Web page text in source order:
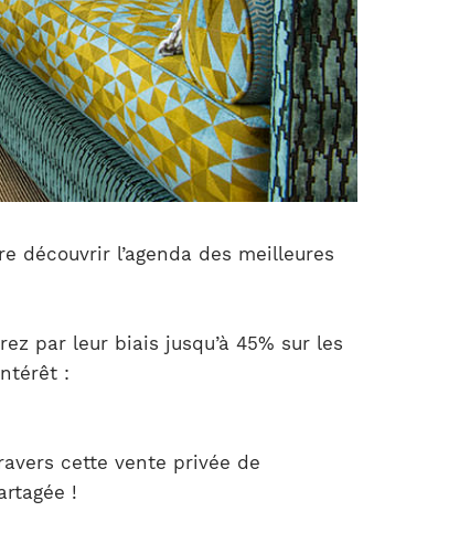
découvrir l’agenda des meilleures
par leur biais jusqu’à 45% sur les
:
cette vente privée de
!